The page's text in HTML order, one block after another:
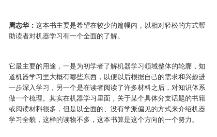
周志华： 这本书主要是希望在较少的篇幅内，以相对轻松的方式帮
助读者对机器学习有一个全面的了解。
它最主要的用途，一是为初学者了解机器学习领域整体的轮廓，知
道机器学习里大概有哪些东西，以便以后根据自己的需求和兴趣进
一步深入学习，另一个是在读者阅读了许多材料之后，对知识体系
做一个梳理。其实在机器学习里面，关于某个具体分支话题的书籍
或阅读材料很多，但是以全面的、没有学派偏见的方式来介绍机器
学习全貌，这样的读物不多，这本书算是这个方向的一个努力。